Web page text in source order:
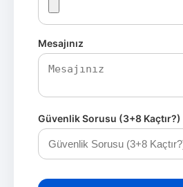
Mesajınız
Güvenlik Sorusu (3+8 Kaçtır?)